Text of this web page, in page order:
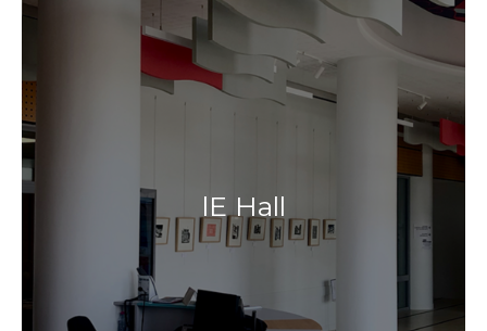
lE Hall